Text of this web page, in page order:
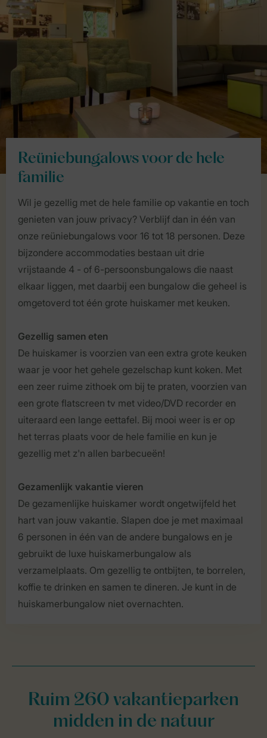
Reüniebungalows voor de hele
familie
Wil je gezellig met de hele familie op vakantie en toch
genieten van jouw privacy? Verblijf dan in één van
onze reüniebungalows voor 16 tot 18 personen. Deze
bijzondere accommodaties bestaan uit drie
vrijstaande 4 - of 6-persoonsbungalows die naast
elkaar liggen, met daarbij een bungalow die geheel is
omgetoverd tot één grote huiskamer met keuken.
Gezellig samen eten
De huiskamer is voorzien van een extra grote keuken
waar je voor het gehele gezelschap kunt koken. Met
een zeer ruime zithoek om bij te praten, voorzien van
een grote flatscreen tv met video/DVD recorder en
uiteraard een lange eettafel. Bij mooi weer is er op
het terras plaats voor de hele familie en kun je
gezellig met z'n allen barbecueën!
Gezamenlijk vakantie vieren
De gezamenlijke huiskamer wordt ongetwijfeld het
hart van jouw vakantie. Slapen doe je met maximaal
6 personen in één van de andere bungalows en je
gebruikt de luxe huiskamerbungalow als
verzamelplaats. Om gezellig te ontbijten, te borrelen,
koffie te drinken en samen te dineren. Je kunt in de
huiskamerbungalow niet overnachten.
Ruim 260 vakantieparken
midden in de natuur